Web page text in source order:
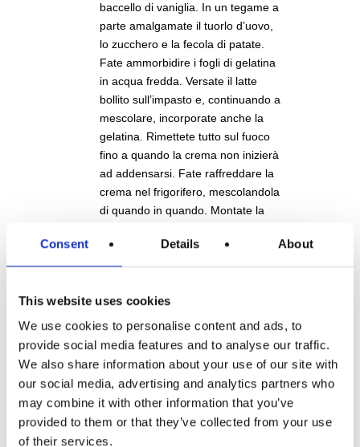
Consent Details About
This website uses cookies
We use cookies to personalise content and ads, to
provide social media features and to analyse our traffic.
We also share information about your use of our site with
our social media, advertising and analytics partners who
may combine it with other information that you’ve
provided to them or that they’ve collected from your use
of their services.
baccello di vaniglia. In un tegame a
parte amalgamate il tuorlo d’uovo,
lo zucchero e la fecola di patate.
Fate ammorbidire i fogli di gelatina
in acqua fredda. Versate il latte
bollito sull’impasto e, continuando a
mescolare, incorporate anche la
gelatina. Rimettete tutto sul fuoco
fino a quando la crema non inizierà
ad addensarsi. Fate raffreddare la
crema nel frigorifero, mescolandola
di quando in quando. Montate la
facendo molta attenzione.